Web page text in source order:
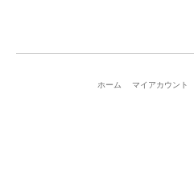
ホーム マイアカウント